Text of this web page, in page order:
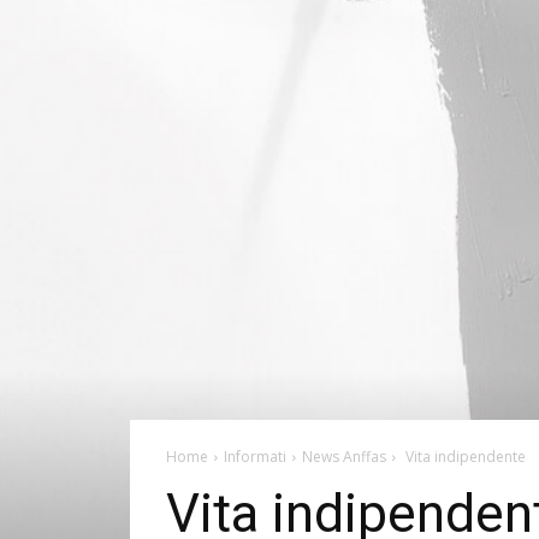
Home Informati News Anffas Vita indipendente
Vita